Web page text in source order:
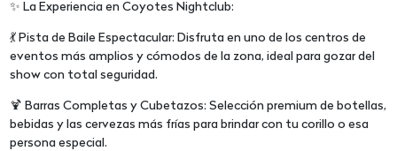
✨ La Experiencia en Coyotes Nightclub:
💃 Pista de Baile Espectacular: Disfruta en uno de los centros de
eventos más amplios y cómodos de la zona, ideal para gozar del
show con total seguridad.
🍹 Barras Completas y Cubetazos: Selección premium de botellas,
bebidas y las cervezas más frías para brindar con tu corillo o esa
persona especial.